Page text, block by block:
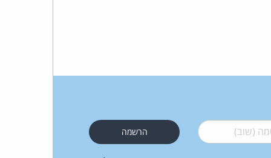
(שוב)*